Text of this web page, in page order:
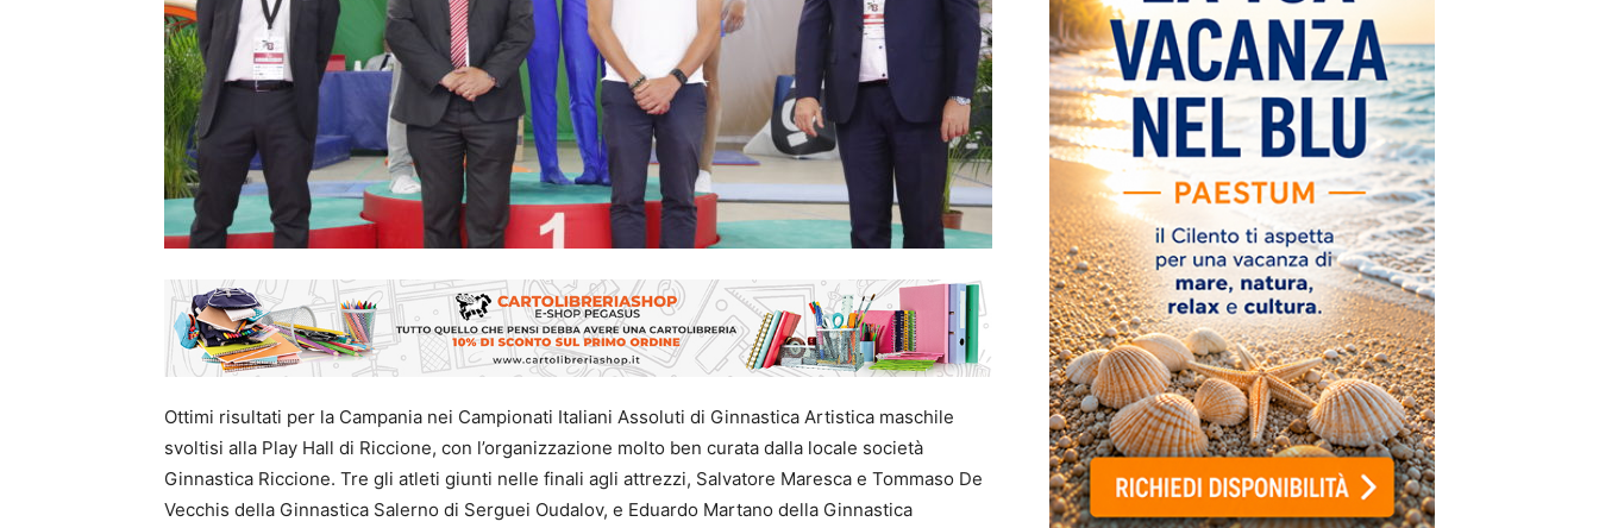
Ottimi risultati per la Campania nei Campionati Italiani Assoluti di Ginnastica Artistica maschile
svoltisi alla Play Hall di Riccione, con l’organizzazione molto ben curata dalla locale società
Ginnastica Riccione. Tre gli atleti giunti nelle finali agli attrezzi, Salvatore Maresca e Tommaso De
Vecchis della Ginnastica Salerno di Serguei Oudalov, e Eduardo Martano della Ginnastica